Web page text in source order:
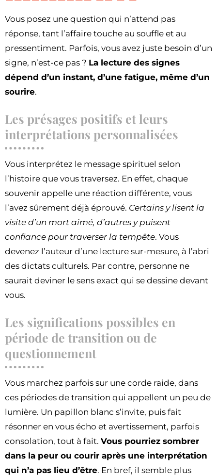
Vous posez une question qui n’attend pas
réponse, tant l’affaire touche au souffle et au
pressentiment. Parfois, vous avez juste besoin d’un
signe, n’est-ce pas ? La lecture des signes
dépend d’un instant, d’une fatigue, même d’un
sourire.
Les présages positifs et leurs
interprétations personnalisées
Vous interprétez le message spirituel selon
l’histoire que vous traversez. En effet, chaque
souvenir appelle une réaction différente, vous
l’avez sûrement déjà éprouvé. Certains y lisent la
visite d’un mort aimé, d’autres y puisent
confiance pour traverser la tempête. Vous
devenez l’auteur d’une lecture sur-mesure, à l’abri
des dictats culturels. Par contre, personne ne
saurait deviner le sens exact qui se dessine devant
vous.
Les significations possibles en
période de transition ou de
questionnement
Vous marchez parfois sur une corde raide, dans
ces périodes de transition qui appellent un peu de
lumière. Un papillon blanc s’invite, puis fait
résonner en vous écho et avertissement, parfois
consolation, tout à fait. Vous pourriez sombrer
dans la peur ou courir après une interprétation
qui n’a pas lieu d’être. En bref, il semble plus